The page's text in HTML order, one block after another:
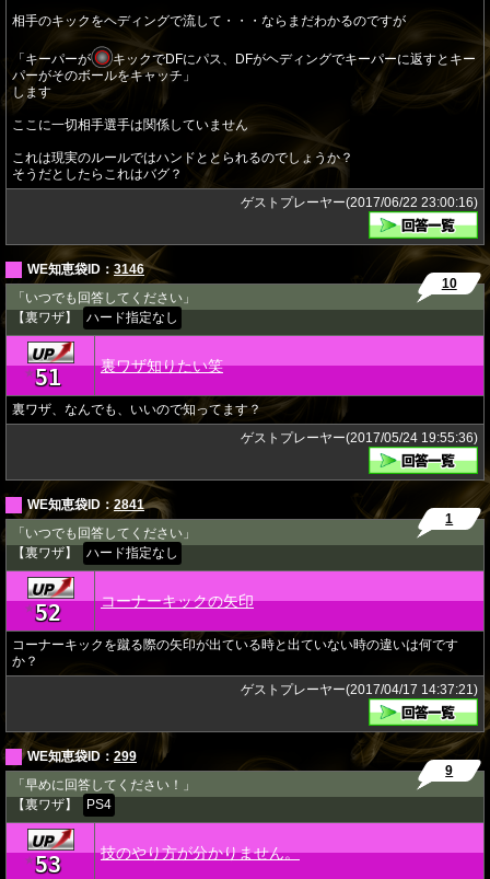
相手のキックをヘディングで流して・・・ならまだわかるのですが
「キーパーが
キックでDFにパス、DFがヘディングでキーパーに返すとキー
パーがそのボールをキャッチ」
します
ここに一切相手選手は関係していません
これは現実のルールではハンドととられるのでしょうか？
そうだとしたらこれはバグ？
ゲストプレーヤー(2017/06/22 23:00:16)
WE知恵袋ID： 3146
「いつでも回答してください」
【裏ワザ】
ハード指定なし
10
★51 裏ワザ知りたい笑
裏ワザ、なんでも、いいので知ってます？
ゲストプレーヤー(2017/05/24 19:55:36)
WE知恵袋ID：2841
「いつでも回答してください」
【裏ワザ】
ハード指定なし
1
★52 コーナーキックの矢印
コーナーキックを蹴る際の矢印が出ている時と出ていない時の違いは何です
か？
ゲストプレーヤー(2017/04/17 14:37:21)
WE知恵袋ID： 299
「早めに回答してください！」
【裏ワザ】
PS4
9
★53 技のやり方が分かりません。